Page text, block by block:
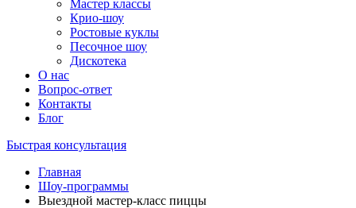
Мастер классы
Крио-шоу
Ростовые куклы
Песочное шоу
Дискотека
О нас
Вопрос-ответ
Контакты
Блог
Быстрая консультация
Главная
Шоу-программы
Выездной мастер-класс пиццы